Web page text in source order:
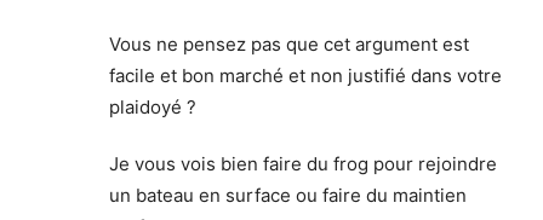
Vous ne pensez pas que cet argument est
facile et bon marché et non justifié dans votre
plaidoyé ?
Je vous vois bien faire du frog pour rejoindre
un bateau en surface ou faire du maintien